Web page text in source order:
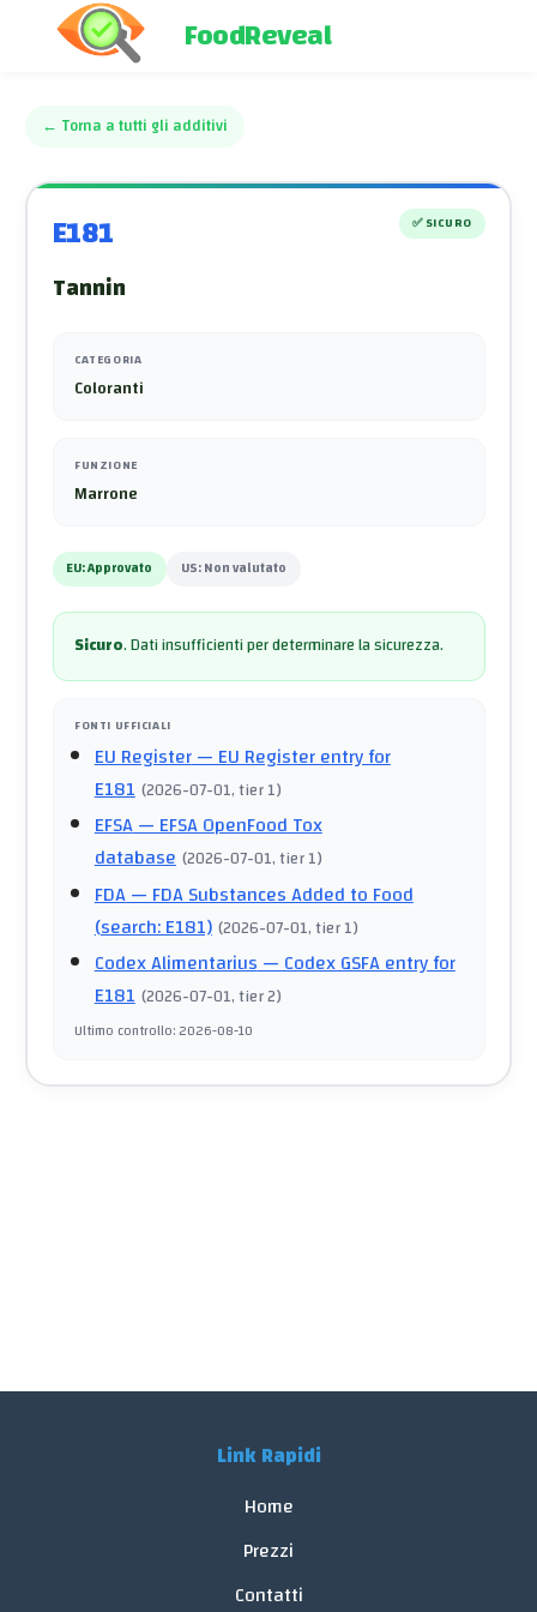
FoodReveal
← Torna a tutti gli additivi
E181 ✅SICURO
Tannin
CATEGORIA
Coloranti
FUNZIONE
Marrone
EU:Approvato US:Non valutato
Sicuro.Dati insufficienti per determinare la sicurezza.
FONTI UFFICIALI
EU Register— EU Register entry for
E181 (2026-07-01, tier 1)
EFSA— EFSA OpenFood Tox
database (2026-07-01, tier 1)
FDA— FDA Substances Added to Food
(search: E181) (2026-07-01, tier 1)
Codex Alimentarius— Codex GSFA entry for
E181 (2026-07-01, tier 2)
Ultimo controllo:2026-08-10
Link Rapidi
Home
Prezzi
Contatti